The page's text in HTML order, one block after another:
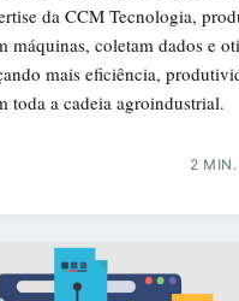
da CCM Tecnologia,
máquinas, coletam dados e
mais eficiência,
toda a cadeia agroindustrial.
2 MIN.